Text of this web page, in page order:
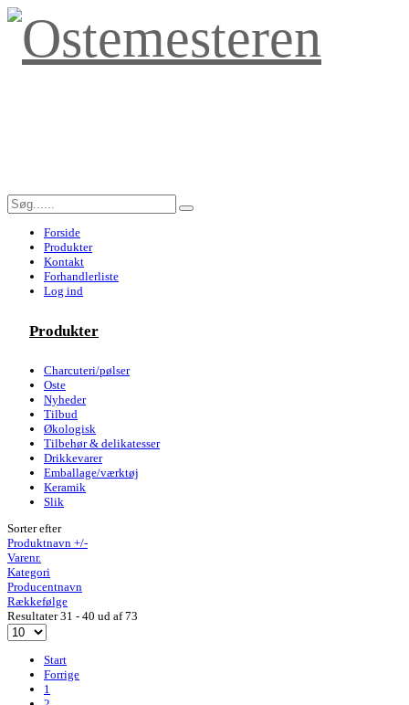
Forside
Produkter
Kontakt
Forhandlerliste
Log ind
Produkter
Charcuteri/pølser
Oste
Nyheder
Tilbud
Økologisk
Tilbehør & delikatesser
Drikkevarer
Emballage/værktøj
Keramik
Slik
Sorter efter
Produktnavn +/-
Varenr.
Kategori
Producentnavn
Rækkefølge
Resultater 31 - 40 ud af 73
Start
Forrige
1